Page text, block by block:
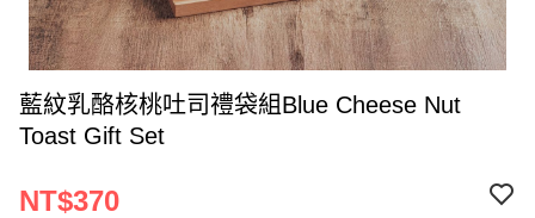
藍紋乳酪核桃吐司禮袋組Blue Cheese Nut
Toast Gift Set
NT$370